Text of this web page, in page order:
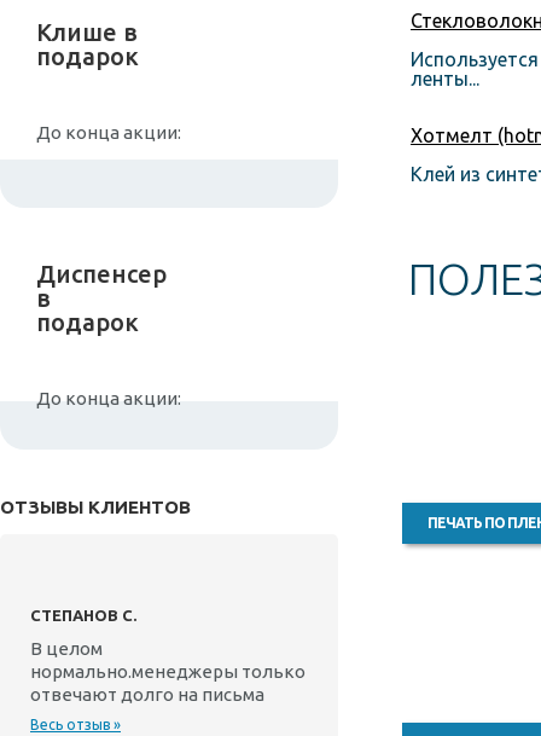
Клише в
подарок
До конца акции:
Диспенсер
в
подарок
До конца акции:
ОТЗЫВЫ КЛИЕНТОВ
СТЕПАНОВ С.
В целом
нормально.менеджеры только
отвечают долго на письма
Весь отзыв »
ленты...
Хотмелт
Клей из
ПЕЧАТЬ ПО